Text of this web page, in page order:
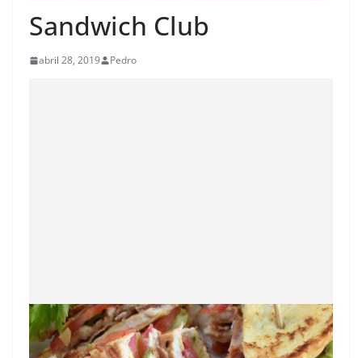
Sandwich Club
abril 28, 2019 Pedro